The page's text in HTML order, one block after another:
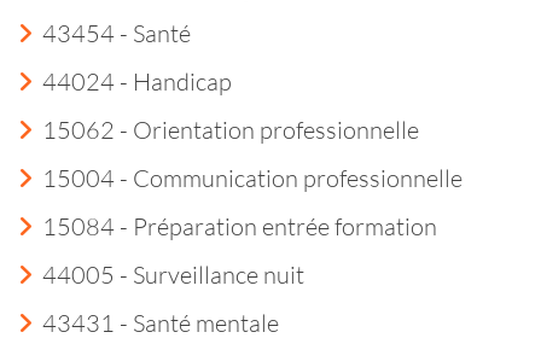
43454 - Santé
44024 - Handicap
15062 - Orientation professionnelle
15004 - Communication professionnelle
15084 - Préparation entrée formation
44005 - Surveillance nuit
43431 - Santé mentale